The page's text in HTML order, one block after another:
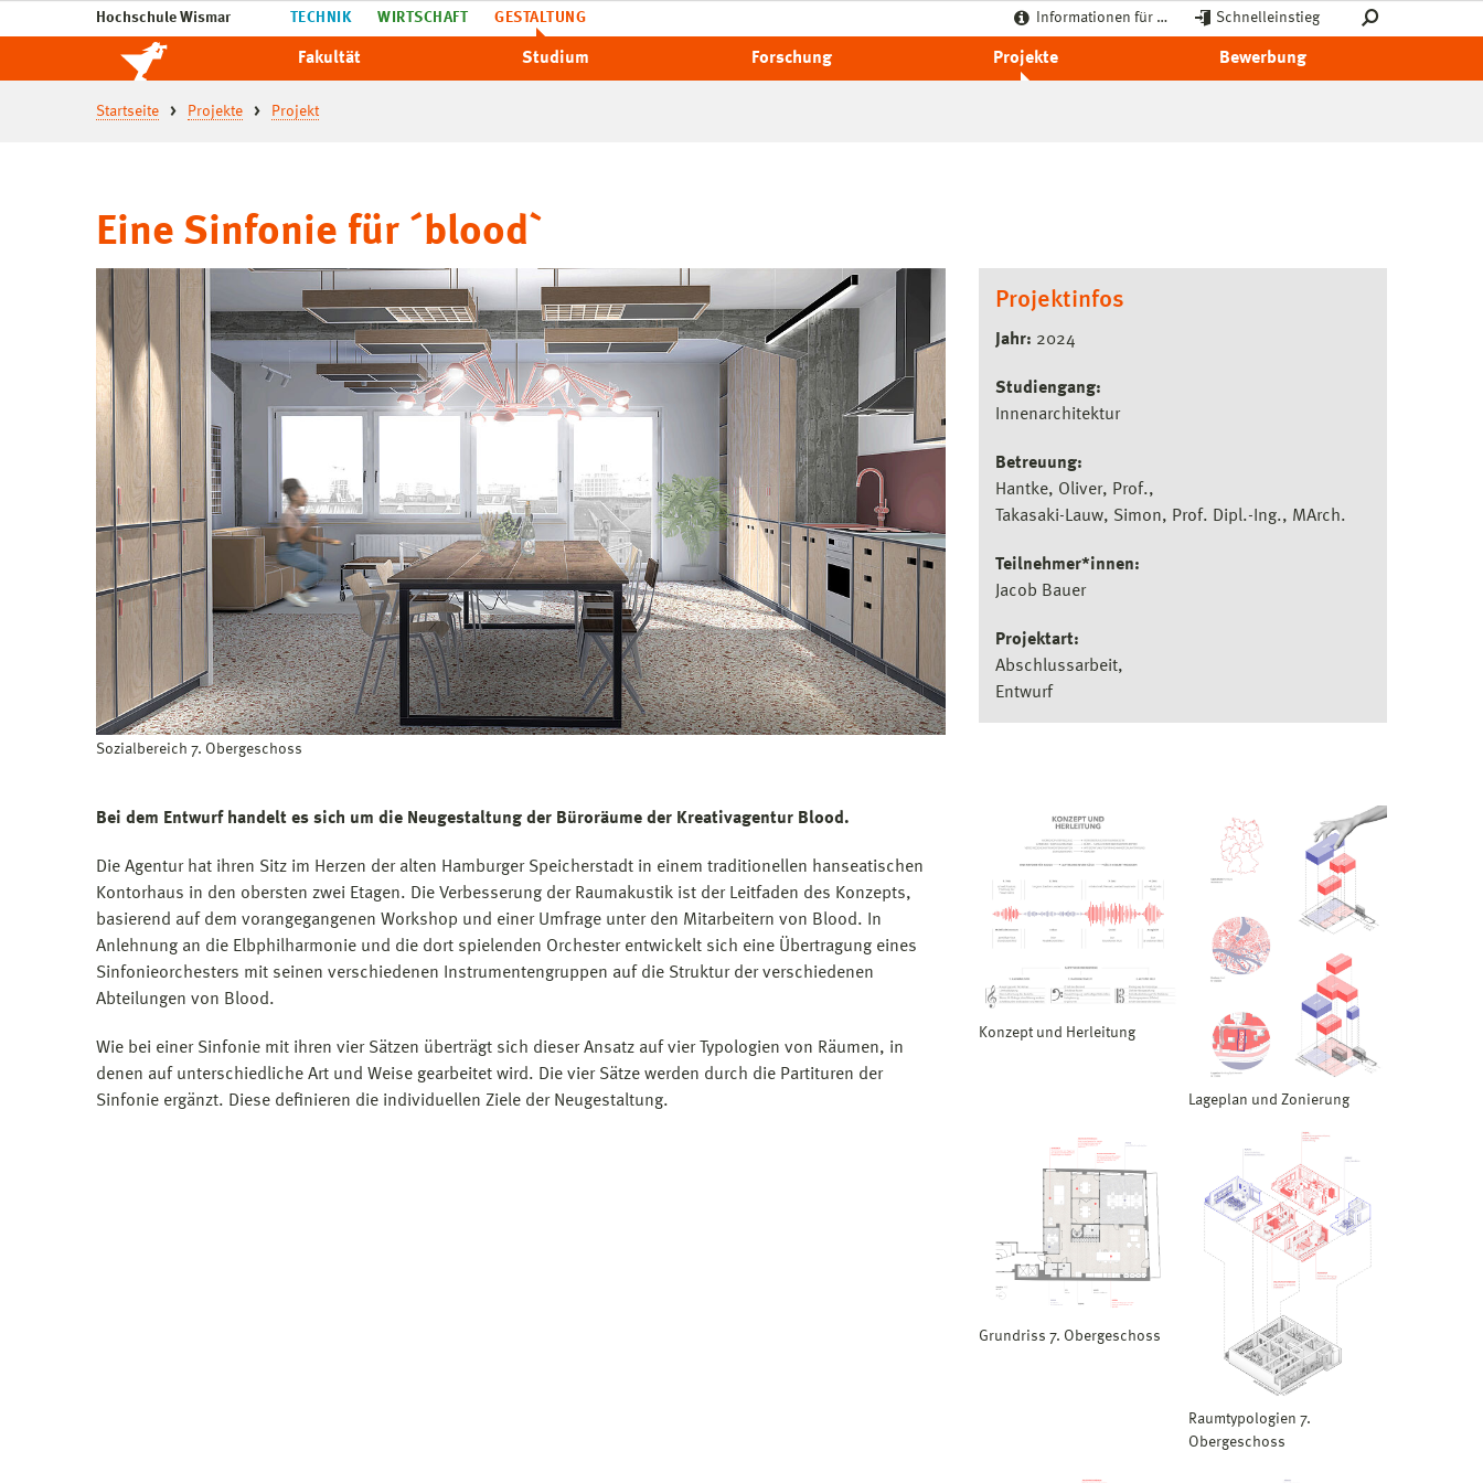
Hochschule Wismar TECHNIK WIRTSCHAFT GESTALTUNG Informationen für … Schnelleinstieg
Fakultät Studium Forschung Projekte Bewerbung
Startseite Projekte Projekt
Eine Sinfonie für ´blood`
Sozialbereich 7. Obergeschoss
Projektinfos
Jahr: 2024
Studiengang:
Innenarchitektur
Betreuung:
Hantke, Oliver, Prof.
Takasaki-Lauw, Simon, Prof. Dipl.-Ing., MArch.
Teilnehmer*innen:
Jacob Bauer
Projektart:
Abschlussarbeit
Entwurf
Bei dem Entwurf handelt es sich um die Neugestaltung der Büroräume der Kreativagentur Blood.
Die Agentur hat ihren Sitz im Herzen der alten Hamburger Speicherstadt in einem traditionellen hanseatischen
Kontorhaus in den obersten zwei Etagen. Die Verbesserung der Raumakustik ist der Leitfaden des Konzepts,
basierend auf dem vorangegangenen Workshop und einer Umfrage unter den Mitarbeitern von Blood. In
Anlehnung an die Elbphilharmonie und die dort spielenden Orchester entwickelt sich eine Übertragung eines
Sinfonieorchesters mit seinen verschiedenen Instrumentengruppen auf die Struktur der verschiedenen
Abteilungen von Blood.
Wie bei einer Sinfonie mit ihren vier Sätzen überträgt sich dieser Ansatz auf vier Typologien von Räumen, in
denen auf unterschiedliche Art und Weise gearbeitet wird. Die vier Sätze werden durch die Partituren der
Sinfonie ergänzt. Diese definieren die individuellen Ziele der Neugestaltung.
Konzept und Herleitung
Lageplan und Zonierung
Grundriss 7. Obergeschoss
Raumtypologien 7.
Obergeschoss